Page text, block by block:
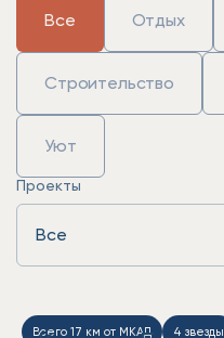
Все Отдых
Строительство
Уют
Проекты
Все
Всего 17 км от МКАД 4 звезды